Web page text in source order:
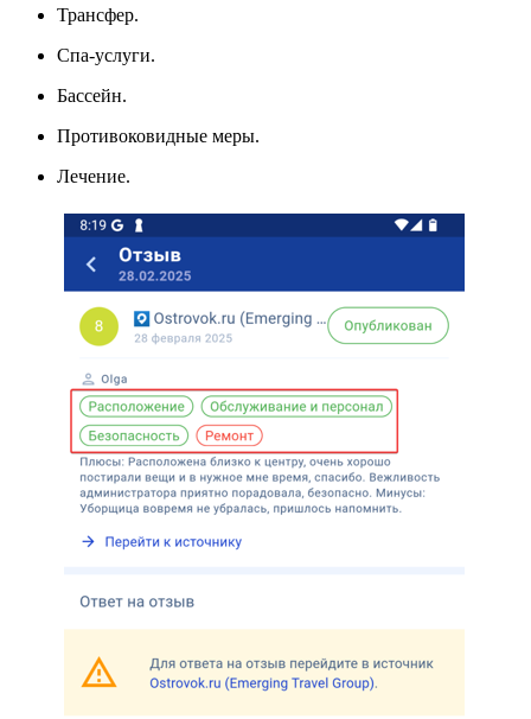
Трансфер.
Спа-услуги.
Бассейн.
Противоковидные меры.
Лечение.